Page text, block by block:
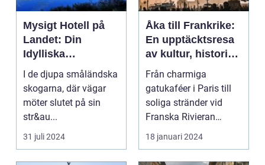
Mysigt Hotell på
Landet: Din
Idylliska
Tillflyktsort i
Småland
I de djupa småländska
skogarna, där vägar
möter slutet på sin
str&au...
31 juli 2024
Åka till Frankrike:
En upptäcktsresa
av kultur, historia
och god mat
Från charmiga
gatukaféer i Paris till
soliga stränder vid
Franska Rivieran
Frankrike erbjuder en
må...
18 januari 2024